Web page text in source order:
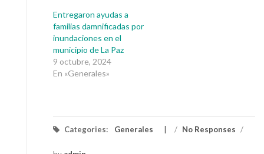
Entregaron ayudas a
familias damnificadas por
inundaciones en el
municipio de La Paz
9 octubre, 2024
En «Generales»
Categories: Generales / No Responses /